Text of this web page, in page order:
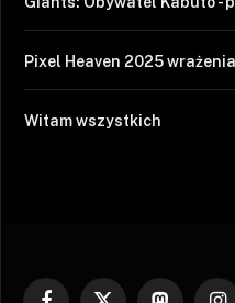
Pixel Heaven 2025
Witam wszystkich